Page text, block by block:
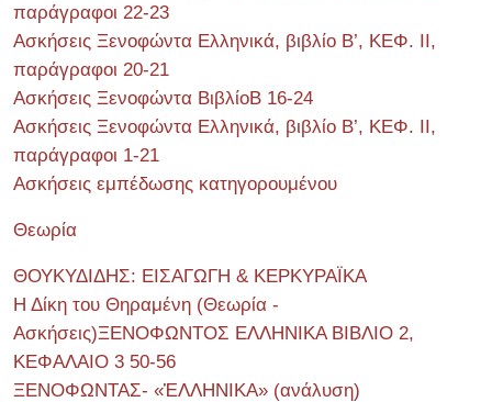
παράγραφοι 22-23
Ασκήσεις Ξενοφώντα Ελληνικά, βιβλίο Β’, ΚΕΦ. II,
παράγραφοι 20-21
Ασκήσεις Ξενοφώντα ΒιβλίοΒ 16-24
Ασκήσεις Ξενοφώντα Ελληνικά, βιβλίο Β’, ΚΕΦ. II,
παράγραφοι 1-21
Ασκήσεις εμπέδωσης κατηγορουμένου
Θεωρία
ΘΟΥΚΥΔΙΔΗΣ: ΕΙΣΑΓΩΓΗ & ΚΕΡΚΥΡΑΪΚΑ
Η Δίκη του Θηραμένη (Θεωρία -
Ασκήσεις)ΞΕΝΟΦΩΝΤΟΣ ΕΛΛΗΝΙΚΑ ΒΙΒΛΙΟ 2,
ΚΕΦΑΛΑΙΟ 3 50-56
ΞΕΝΟΦΩΝΤΑΣ- «ἙΛΛΗΝΙΚΑ» (ανάλυση)